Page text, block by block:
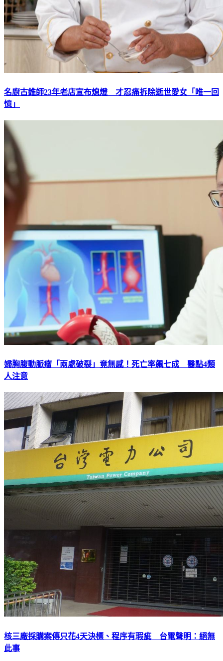
名廚古錐師23年老店宣布熄燈 才忍痛拆除逝世愛女「唯一回
憶」
婦胸腹動脈瘤「兩處破裂」竟無感！死亡率飆七成 醫點4類
人注意
核三廠採購案傳只花4天決標、程序有瑕疵 台電聲明：絕無
此事